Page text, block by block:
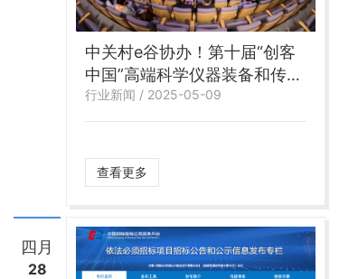
中关村e谷协办！第十届“创客
中国”高端科学仪器装备和传感
器中小企业创新创业大赛正式
开启！
行业新闻 / 2025-05-09
查看更多
四月
28